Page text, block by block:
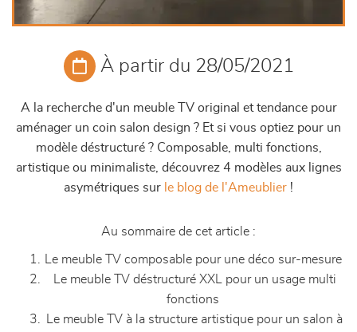
À partir du 28/05/2021
A la recherche d'un meuble TV original et tendance pour
aménager un coin salon design ? Et si vous optiez pour un
modèle déstructuré ? Composable, multi fonctions,
artistique ou minimaliste, découvrez 4 modèles aux lignes
asymétriques sur le blog de l'Ameublier !
Au sommaire de cet article :
Le meuble TV composable pour une déco sur-mesure
Le meuble TV déstructuré XXL pour un usage multi
fonctions
Le meuble TV à la structure artistique pour un salon à